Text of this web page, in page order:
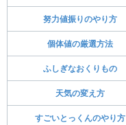
努力値振りのやり方
個体値の厳選方法
ふしぎなおくりもの
天気の変え方
すごいとっくんのやり方